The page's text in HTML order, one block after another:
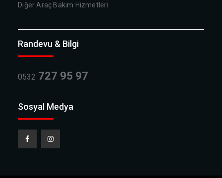
Diğer Araç Bakım Hizmetleri
Randevu & Bilgi
0532 727 95 97
Sosyal Medya